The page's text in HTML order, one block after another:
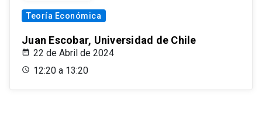
Teoría Económica
Juan Escobar, Universidad de Chile
22 de Abril de 2024
12:20 a 13:20